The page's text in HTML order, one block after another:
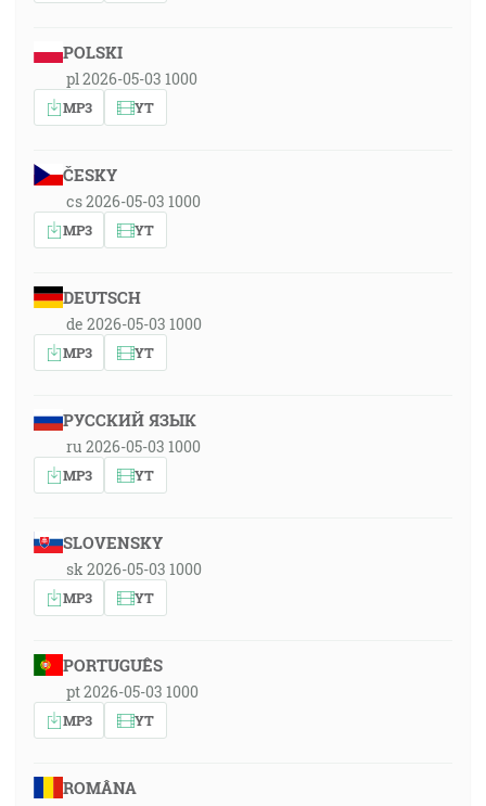
POLSKI
pl 2026-05-03 1000
MP3 YT
ČESKY
cs 2026-05-03 1000
MP3 YT
DEUTSCH
de 2026-05-03 1000
MP3 YT
РУССКИЙ ЯЗЫК
ru 2026-05-03 1000
MP3 YT
SLOVENSKY
sk 2026-05-03 1000
MP3 YT
PORTUGUÊS
pt 2026-05-03 1000
MP3 YT
ROMÂNA